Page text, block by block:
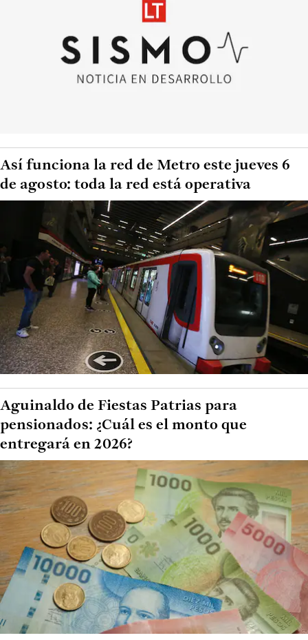
Así funciona la red de Metro este jueves 6
de agosto: toda la red está operativa
Aguinaldo de Fiestas Patrias para
pensionados: ¿Cuál es el monto que
entregará en 2026?